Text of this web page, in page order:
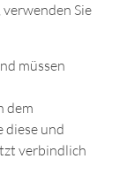
Sie
müssen
dem
diese und
verbindlich